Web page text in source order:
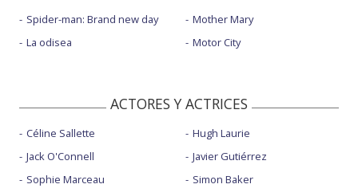
Spider-man: Brand new day
La odisea
Mother Mary
Motor City
ACTORES Y ACTRICES
Céline Sallette
Jack O'Connell
Sophie Marceau
Hugh Laurie
Javier Gutiérrez
Simon Baker